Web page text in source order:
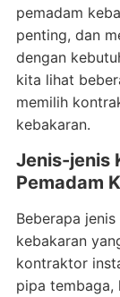
pemadam
penting, dan
dengan
kita lihat
memilih
kebakaran.
Jenis-jenis
Pemadam
Beberapa
kebakaran
kontraktor
pipa tembaga,